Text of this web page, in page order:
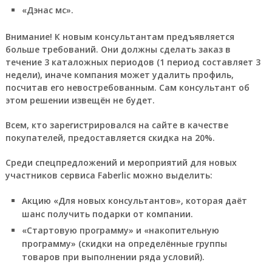
«Дэнас мс».
Внимание! К новым консультантам предъявляется
больше требований. Они должны сделать заказ в
течение 3 каталожных периодов (1 период составляет 3
недели), иначе компания может удалить профиль,
посчитав его невостребованным. Сам консультант об
этом решении извещён не будет.
Всем, кто зарегистрировался на сайте в качестве
покупателей, предоставляется скидка на 20%.
Среди спецпредложений и мероприятий для новых
участников сервиса Faberlic можно выделить:
Акцию «Для новых консультантов», которая даёт
шанс получить подарки от компании.
«Стартовую программу» и «накопительную
программу» (скидки на определённые группы
товаров при выполнении ряда условий).